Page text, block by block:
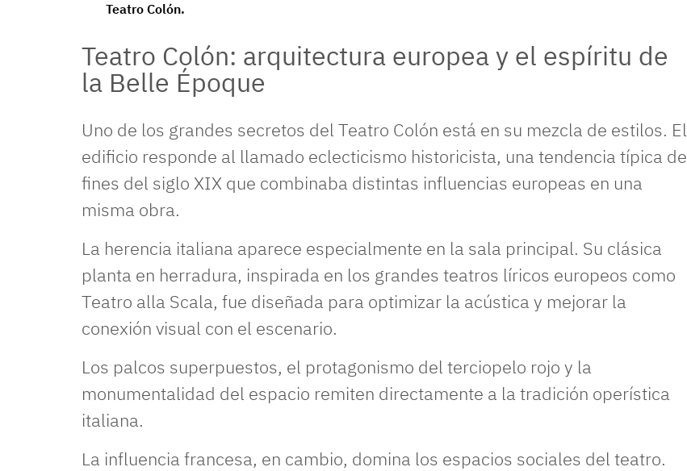
Teatro Colón.
Teatro Colón: arquitectura europea y el espíritu de
la Belle Époque
Uno de los grandes secretos del Teatro Colón está en su mezcla de estilos. El
edificio responde al llamado eclecticismo historicista, una tendencia típica de
fines del siglo XIX que combinaba distintas influencias europeas en una
misma obra.
La herencia italiana aparece especialmente en la sala principal. Su clásica
planta en herradura, inspirada en los grandes teatros líricos europeos como
Teatro alla Scala, fue diseñada para optimizar la acústica y mejorar la
conexión visual con el escenario.
Los palcos superpuestos, el protagonismo del terciopelo rojo y la
monumentalidad del espacio remiten directamente a la tradición operística
italiana.
La influencia francesa, en cambio, domina los espacios sociales del teatro.